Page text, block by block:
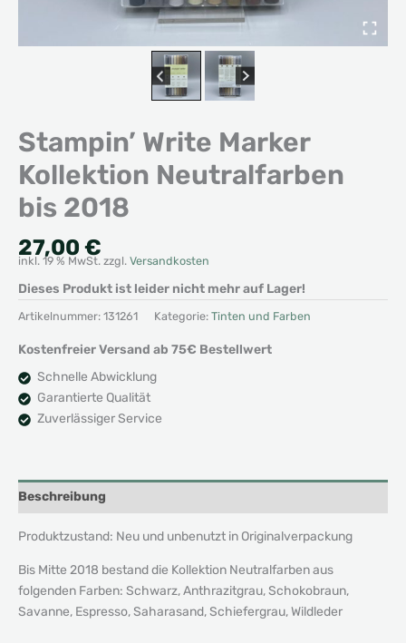
Stampin’ Write Marker
Kollektion Neutralfarben
bis 2018
27,00 €
inkl. 19 % MwSt. zzgl. Versandkosten
Dieses Produkt ist leider nicht mehr auf Lager!
Artikelnummer: 131261 Kategorie: Tinten und Farben
Kostenfreier Versand ab 75€ Bestellwert
Schnelle Abwicklung
Garantierte Qualität
Zuverlässiger Service
Beschreibung
Produktzustand: Neu und unbenutzt in Originalverpackung
Bis Mitte 2018 bestand die Kollektion Neutralfarben aus
folgenden Farben: Schwarz, Anthrazitgrau, Schokobraun,
Savanne, Espresso, Saharasand, Schiefergrau, Wildleder